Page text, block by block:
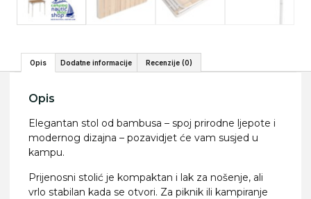
Opis Dodatne informacije Recenzije (0)
Opis
Elegantan stol od bambusa – spoj prirodne ljepote i
modernog dizajna – pozavidjet će vam susjed u
kampu.
Prijenosni stolić je kompaktan i lak za nošenje, ali
vrlo stabilan kada se otvori. Za piknik ili kampiranje